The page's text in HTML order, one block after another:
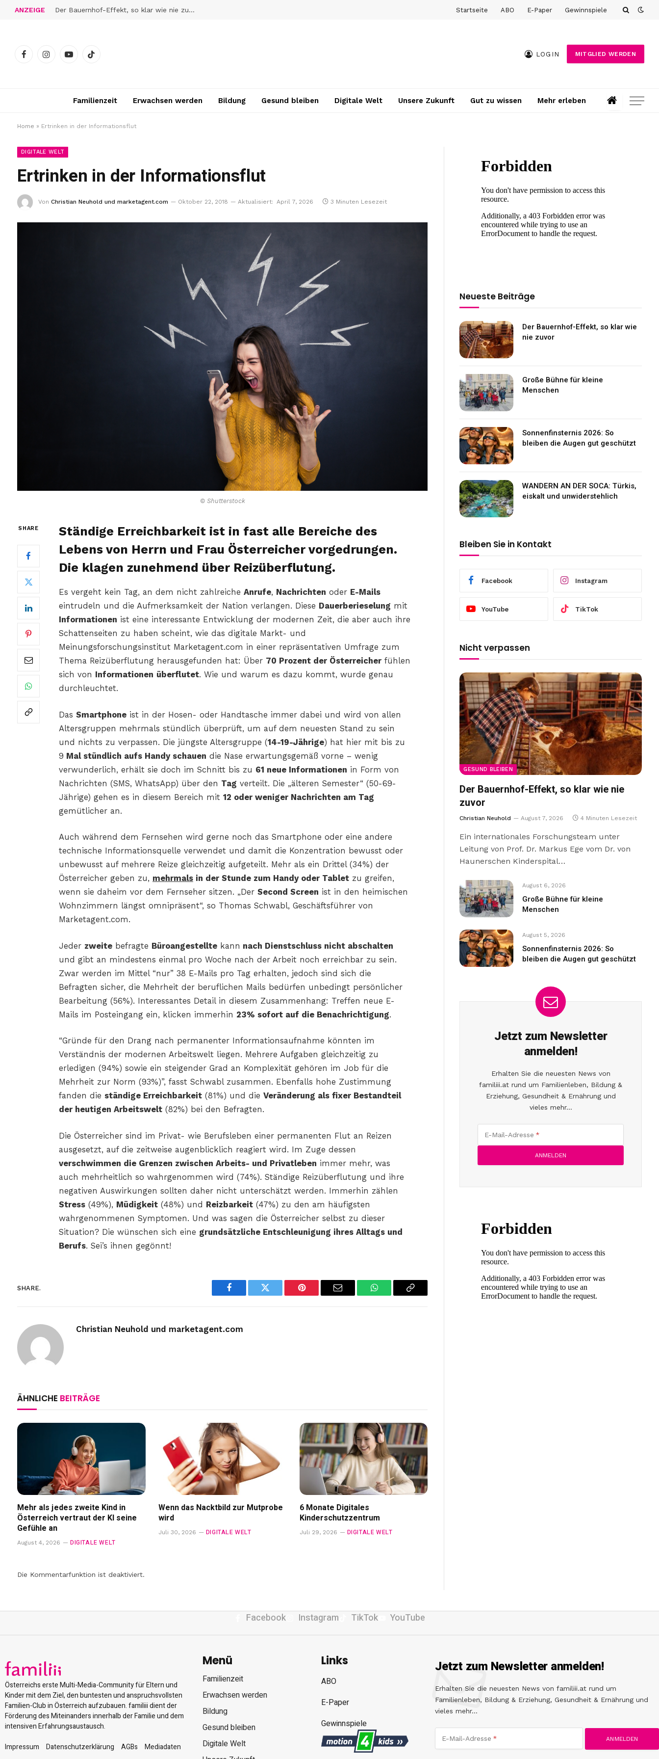
ANZEIGE Der Bauernhof-Effekt, so klar wie nie zuvor Startseite ABO E-Paper Gewinnspiele
FacebookInstagramYouTubeTikTok
LOGIN MITGLIED WERDEN
Familienzeit Erwachsen werden Bildung Gesund bleiben Digitale Welt Unsere Zukunft Gut zu wissen Mehr erleben
Home » Ertrinken in der Informationsflut
DIGITALE WELT
Ertrinken in der Informationsflut
Von Christian Neuhold und marketagent.com Oktober 22, 2018 Aktualisiert: April 7, 2026 3 Minuten Lesezeit
© Shutterstock
SHARE
Ständige Erreichbarkeit ist in fast alle Bereiche des
Lebens von Herrn und Frau Österreicher vorgedrungen.
Die klagen zunehmend über Reizüberflutung.
Es vergeht kein Tag, an dem nicht zahlreiche Anrufe, Nachrichten oder E-Mails
eintrudeln und die Aufmerksamkeit der Nation verlangen. Diese Dauerberieselung mit
Informationen ist eine interessante Entwicklung der modernen Zeit, die aber auch ihre
Schattenseiten zu haben scheint, wie das digitale Markt- und
Meinungsforschungsinstitut Marketagent.com in einer repräsentativen Umfrage zum
Thema Reizüberflutung herausgefunden hat: Über 70 Prozent der Österreicherfühlen
sich von
Informationen überflutet. Wie und warum es dazu kommt, wurde genau
durchleuchtet.
Das Smartphoneist in der Hosen- oder Handtasche immer dabei und wird von allen
Altersgruppen mehrmals stündlich überprüft, um auf dem neuesten Stand zu sein
und nichts zu verpassen. Die jüngste Altersgruppe (14-19-Jährige) hat hier mit bis zu
9 Mal stündlich aufs Handy schauen die Nase erwartungsgemäß vorne – wenig
verwunderlich, erhält sie doch im Schnitt bis zu 61 neue Informationen in Form von
Nachrichten (SMS, WhatsApp) über den Tag verteilt. Die „älteren Semester“ (50-69-
Jährige) gehen es in diesem Bereich mit 12 oder weniger Nachrichten am Tag
gemütlicher an.
Auch während dem Fernsehen wird gerne noch das Smartphone oder eine andere
technische Informationsquelle verwendet und damit die Konzentration bewusst oder
unbewusst auf mehrere Reize gleichzeitig aufgeteilt. Mehr als ein Drittel (34%) der
Österreicher geben zu, mehrmalsin der Stunde zum Handy oder Tabletzu greifen,
wenn sie daheim vor dem Fernseher sitzen. „Der Second Screen ist in den heimischen
Wohnzimmern längst omnipräsent“, so Thomas Schwabl, Geschäftsführer von
Marketagent.com.
Jeder zweitebefragte Büroangestelltekann nach Dienstschluss nicht abschalten
und gibt an mindestens einmal pro Woche nach der Arbeit noch erreichbar zu sein.
Zwar werden im Mittel “nur” 38 E-Mails pro Tag erhalten, jedoch sind sich die
Befragten sicher, die Mehrheit der beruflichen Mails bedürfen unbedingt persönlicher
Bearbeitung (56%). Interessantes Detail in diesem Zusammenhang: Treffen neue E-
Mails im Posteingang ein, klicken immerhin 23% sofort auf die Benachrichtigung.
“Gründe für den Drang nach permanenter Informationsaufnahme könnten im
Verständnis der modernen Arbeitswelt liegen. Mehrere Aufgaben gleichzeitig zu
erledigen (94%) sowie ein steigender Grad an Komplexität gehören im Job für die
Mehrheit zur Norm (93%)”, fasst Schwabl zusammen. Ebenfalls hohe Zustimmung
fanden die ständige Erreichbarkeit(81%) und die Veränderung als fixer Bestandteil
der heutigen Arbeitswelt(82%) bei den Befragten.
Die Österreicher sind im Privat- wie Berufsleben einer permanenten Flut an Reizen
ausgesetzt, auf die zeitweise augenblicklich reagiert wird. Im Zuge dessen
verschwimmen die Grenzen zwischen Arbeits- und Privatleben immer mehr, was
auch mehrheitlich so wahrgenommen wird (74%). Ständige Reizüberflutung und ihre
negativen Auswirkungen sollten daher nicht unterschätzt werden. Immerhin zählen
Stress(49%), Müdigkeit(48%) und Reizbarkeit(47%) zu den am häufigsten
wahrgenommenen Symptomen. Und was sagen die Österreicher selbst zu dieser
Situation? Die wünschen sich eine grundsätzliche Entschleunigung ihres Alltags und
Berufs. Sei’s ihnen gegönnt!
SHARE.
Facebook Twitter Pinterest Email WhatsAppCopy
Christian Neuhold und marketagent.com
ÄHNLICHE BEITRÄGE
Mehr als jedes zweite Kind in
Österreich vertraut der KI seine
Gefühle an
August 4, 2026 DIGITALE WELT
Wenn das Nacktbild zur Mutprobe
wird
Juli 30, 2026 DIGITALE WELT
6 Monate Digitales
Kinderschutzzentrum
Juli 29, 2026 DIGITALE WELT
Die Kommentarfunktion ist deaktiviert.
Neueste Beiträge
Der Bauernhof-Effekt, so klar wie
nie zuvor
Große Bühne für kleine
Menschen
Sonnenfinsternis 2026: So
bleiben die Augen gut geschützt
WANDERN AN DER SOCA: Türkis,
eiskalt und unwiderstehlich
Bleiben Sie in Kontakt
Facebook Instagram
YouTube TikTok
Nicht verpassen
GESUND BLEIBEN
Der Bauernhof-Effekt, so klar wie nie
zuvor
Christian Neuhold August 7, 2026 4 Minuten Lesezeit
Ein internationales Forschungsteam unter
Leitung von Prof. Dr. Markus Ege vom Dr. von
Haunerschen Kinderspital…
August 6, 2026
Große Bühne für kleine
Menschen
August 5, 2026
Sonnenfinsternis 2026: So
bleiben die Augen gut geschützt
Jetzt zum Newsletter
anmelden!
Erhalten Sie die neuesten News von
familiii.at rund um Familienleben, Bildung &
Erziehung, Gesundheit & Ernährung und
vieles mehr...
E-Mail-Adresse
Facebook Instagram TikTok YouTube
Österreichs erste Multi-Media-Community für Eltern und
Kinder mit dem Ziel, den buntesten und anspruchsvollsten
Familien-Club in Österreich aufzubauen. familiii dient der
Förderung des Miteinanders innerhalb der Familie und dem
intensiven Erfahrungsaustausch.
Impressum
Datenschutzerklärung AGBs Mediadaten
Menü
Familienzeit
Erwachsen werden
Bildung
Gesund bleiben
Digitale Welt
Links
ABO
E-Paper
Gewinnspiele
Jetzt zum Newsletter anmelden!
Erhalten Sie die neuesten News von familiii.at rund um
Familienleben, Bildung & Erziehung, Gesundheit & Ernährung und
vieles mehr...
E-Mail-Adresse